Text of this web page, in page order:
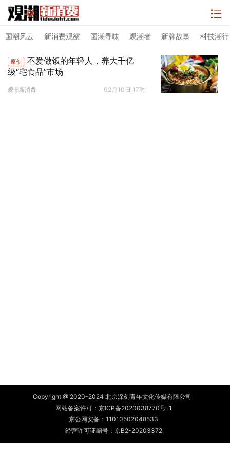
国潮风云 新消费观察 国潮寻味 观潮者 新牌故事 科技潮行
原创
不爱做饭的年轻人，养大千亿
级“宅食品”市场
观潮新消费 02月10日 17时
Copyright @ 2020-2024 北京深刻青年文化传媒有限公司
网站备案许可： 京ICP备2020038770号-1
京公网安备： 11010502048533
经营许可证编号：京B2-20203372